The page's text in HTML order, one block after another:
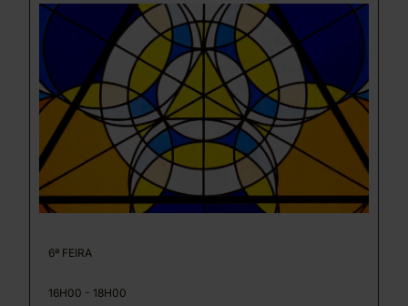
6ª FEIRA
16H00 - 18H00